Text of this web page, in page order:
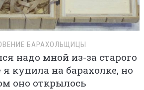
БАРАХОЛЬЩИЦЫ
надо мной из-за старого
я купила на барахолке, но
оно открылось